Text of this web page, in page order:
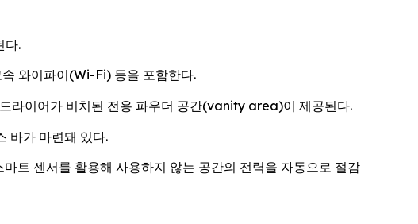
다.
와이파이(Wi-Fi) 등을 포함한다.
라이어가 비치된 전용 파우더 공간(vanity area)이 제공된다.
바가 마련돼 있다.
트 센서를 활용해 사용하지 않는 공간의 전력을 자동으로 절감